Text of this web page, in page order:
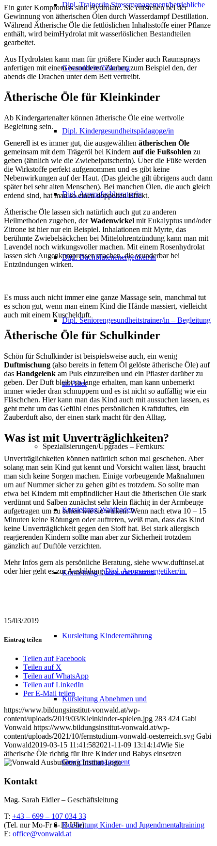
Dipl. Trainer/in Stressmanagement/betriebliche
Gesundheitsförderung
Dipl. Kindergesundheitspädagoge/in
Dipl. Aromafachberater/in
Dipl. Bachblütenenergetiker/in
Dipl. Seniorengesundheitstrainer/in – Begleitung
im Alter
Spezialisierungen/Upgrades – Fernkurs:
Kursleitung Waldbaden
Kursleitung Detox und Fasten
Kursleitung Kinderernährung
Kursleitung Abnehmen und
Gewichtsmanagement
Kursleitung Kinder- und Jugendmentaltraining
Ein guter Kompromiss sind Hydrolate. Sie entstehen bei der
Gewinnung von ätherischen Ölen durch Wasserdampf Destillation.
Während Ätherische Öle die fettlöslichen Inhaltsstoffe einer Pflanze
enthält, wird beimHydrolat mit wasserlöslichen Bestandteilen
gearbeitet.
Aus Hydrolaten kann man für größere Kinder auch Raumsprays
anfertigen mit einem besonderen Zauber, zum Beispiel den, der
abends die Drachen unter dem Bett vertreibt.
Ätherische Öle für Kleinkinder
Ab Kindergartenalter können ätherische Öle eine wertvolle
Begleitung sein.
Generell ist es immer gut, die ausgewählten ätherischen Öle
gemeinsam mit dem Trägeröl bei Kindern auf die Fußsohlen zu
geben (ähnlich wie die Zwiebelpatscherln). Über die Füße werden
die Wirkstoffe perfekt aufgenommen und es gibt keine
Nebenwirkungen auf der Haut. (Das gleiche gilt übrigens auch dann
später bei sehr alten Menschen). Bei manchen Ölen, die auch gleich
erdend sind, hat man so einen doppelten Effekt.
Ätherische Öle lassen sich natürlich auch gut zu anderen
Heilmethoden zugeben, derWadenwickel mit Eukalyptus und/oder
Zitrone ist hier nur ein Beispiel. Inhalationen mit Myrte, das
berühmte Zwiebelsäckchen bei Mittelohrentzündung kann man mit
Lavendel noch wirkungsvoller machen. Mit einem Rosenhydrolat
lassen sich Augenkompressen machen, die wunderbar bei
Entzündungen wirken.
Es muss auch nicht immer eine ganze Massage sein, manchmal tut
es schon gut, wenn man einem Kind die Hände massiert, vielleicht
auch mit einem Kuschelduft.
Ätherische Öle für Schulkinder
Schön für Schulkinder ist beispielsweise auch, ein wenig
Duftmischung (also bereits in fettem Öl gelöste ätherische Öle) auf
das Handgelenk am Puls einzureiben und ein Pflaster darüber zu
geben. Der Duft bleibt so lange erhalten, man kann unbemerkt
immer wieder dran schnuppern und es ist nicht so auffällig wie ein
Fläschchen. Hier kann man das Kind auch mit aussuchen lassen, es
geht mehr um das Gefühl eines persönlichen Kraftduftes, ein
Zauberduft also, der einen stark macht für den Alltag.
Was ist mit Unverträglichkeiten?
Unverträglichkeiten können natürlich schon mal geschehen. Aber
solang man sein Kind gut kennt und Vorsicht walten lässt, braucht
man sich keine Sorgen machen. Einige vorbeugende Maßnahmen
um auf Nummer sicher zu gehen gibt es trotzdem. So sollte man
etwa bei Kindern mit empfindlicher Haut die ätherischen Öle stark
verdünnt und Salben zunächst sehr klein flächig in der Armbeuge
aufgetragen um zu sehen wie sie wirken. Wenn nach etwa 10 – 15
Minuten keine Rötungen oder auftreten, weiß man, dass das Kind
keine Unverträglichkeit gegen den Stoff hat. Bei stark allergisch
reagierenden Kindern sollte man aber zur Sicherheit trotzdem
gänzlich auf Duftöle verzichten.
Mehr Infos gern als persönliche Beratung, siehe www.duftinsel.at
oder hier geht es zur AusbildungDipl. Aromaenergetiker/in.
15/03/2019
Eintrag teilen
Teilen auf Facebook
Teilen auf X
Teilen auf WhatsApp
Teilen auf LinkedIn
Per E-Mail teilen
https://www.bildungsinstitut-vonwald.at/wp-
content/uploads/2019/03/Kleinkinder-spielen.jpg 283 424 Gabi
Vonwald https://www.bildungsinstitut-vonwald.at/wp-
content/uploads/2021/10/fernstudium-vonwald-oesterreich.svg Gabi
Vonwald2019-03-15 11:41:582021-11-09 13:14:14Wie Sie
ätherische Öle richtig für Ihre Kinder und Babys einsetzen
Kontakt
Mag. Sarah Eidler – Geschäftsleitung
T: +43 – 699 – 107 034 33
(Tel. nur Mo-Fr 8-13 Uhr)
E: office@vonwald.at